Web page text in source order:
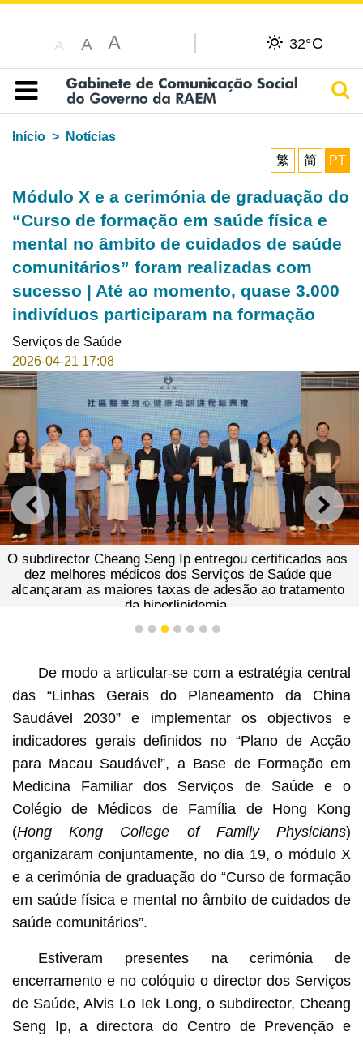
A A A 32°C
Índice
Início
Notícias
繁
简 PT
Módulo X e a cerimónia de graduação do
“Curso de formação em saúde física e
mental no âmbito de cuidados de saúde
comunitários” foram realizadas com
sucesso | Até ao momento, quase 3.000
indivíduos participaram na formação
Serviços de Saúde
2026-04-21 17:08
ANTERIOR
O subdirector Cheang Seng Ip entregou certificados aos
dez melhores médicos dos Serviços de Saúde que
alcançaram as maiores taxas de adesão ao tratamento
da hiperlipidemia.
1 2 3 4 5 6 7
De modo a articular-se com a estratégia central
das “Linhas Gerais do Planeamento da China
Saudável 2030” e implementar os objectivos e
indicadores gerais definidos no “Plano de Acção
para Macau Saudável”, a Base de Formação em
Medicina Familiar dos Serviços de Saúde e o
Colégio de Médicos de Família de Hong Kong
(Hong Kong College of Family Physicians)
organizaram conjuntamente, no dia 19, o módulo X
e a cerimónia de graduação do “Curso de formação
em saúde física e mental no âmbito de cuidados de
saúde comunitários”.
Estiveram presentes na cerimónia de
encerramento e no colóquio o director dos Serviços
de Saúde, Alvis Lo Iek Long, o subdirector, Cheang
Seng Ip, a directora do Centro de Prevenção e